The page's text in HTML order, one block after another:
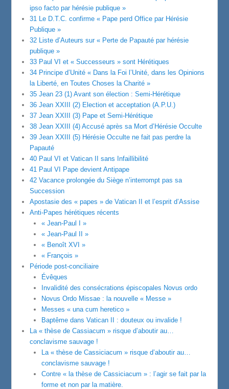
ipso facto par hérésie publique »
31 Le D.T.C. confirme « Pape perd Office par Hérésie
Publique »
32 Liste d’Auteurs sur « Perte de Papauté par hérésie
publique »
33 Paul VI et « Successeurs » sont Hérétiques
34 Principe d’Unité « Dans la Foi l’Unité, dans les Opinions
la Liberté, en Toutes Choses la Charité »
35 Jean 23 (1) Avant son élection : Semi-Hérétique
36 Jean XXIII (2) Election et acceptation (A.P.U.)
37 Jean XXIII (3) Pape et Semi-Hérétique
38 Jean XXIII (4) Accusé après sa Mort d’Hérésie Occulte
39 Jean XXIII (5) Hérésie Occulte ne fait pas perdre la
Papauté
40 Paul VI et Vatican II sans Infaillibilité
41 Paul VI Pape devient Antipape
42 Vacance prolongée du Siège n’interrompt pas sa
Succession
Apostasie des « papes » de Vatican II et l’esprit d’Assise
Anti-Papes hérétiques récents
« Jean-Paul I »
« Jean-Paul II »
« Benoît XVI »
« François »
Période post-conciliaire
Évêques
Invalidité des consécrations épiscopales Novus ordo
Novus Ordo Missae : la nouvelle « Messe »
Messes « una cum heretico »
Baptême dans Vatican II : douteux ou invalide !
La « thèse de Cassiacum » risque d’aboutir au…
conclavisme sauvage !
La « thèse de Cassiciacum » risque d’aboutir au…
conclavisme sauvage !
Contre « la thèse de Cassiciacum » : l’agir se fait par la
forme et non par la matière.